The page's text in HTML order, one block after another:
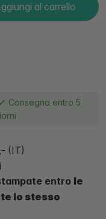
al carrello
Consegna entro 5
(IT)
entro le
lo stesso